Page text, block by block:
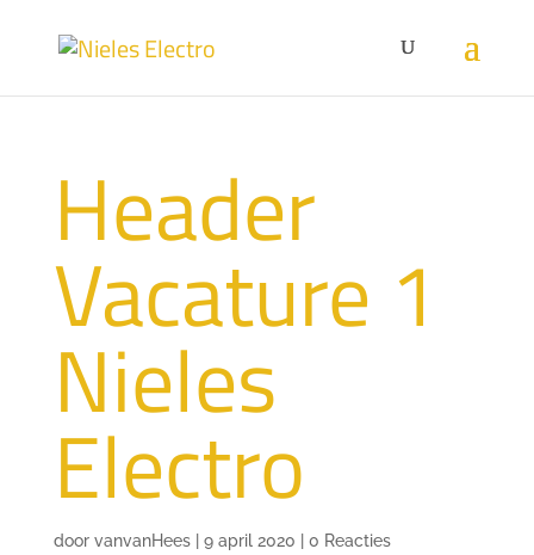
Header
Vacature 1
Nieles
Electro
door vanvanHees| 9 april 2020 0 Reacties